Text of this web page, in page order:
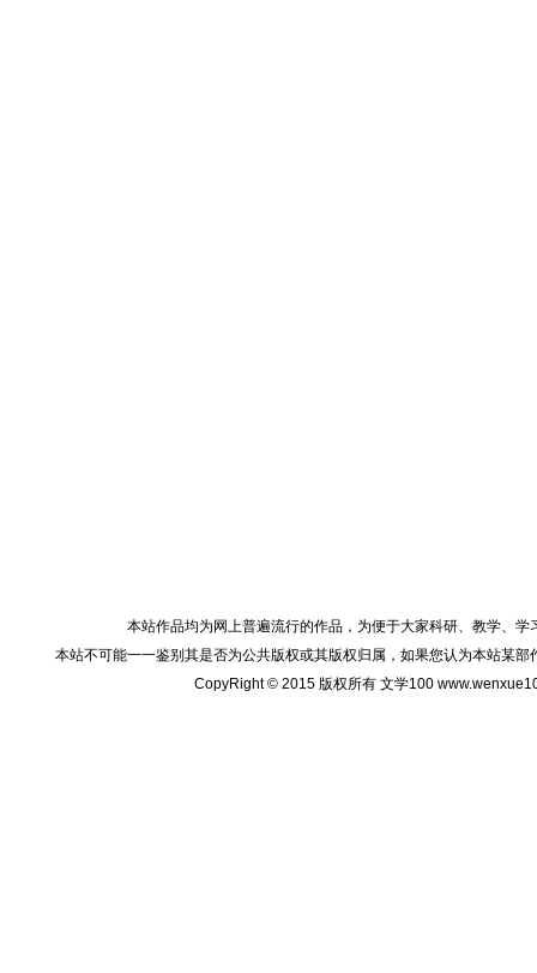
本站作品均为网上普遍流行的作品，为便于大家科研、教学、
本站不可能一一鉴别其是否为公共版权或其版权归属，如果您认为本站某
CopyRight © 2015 版权所有 文学100